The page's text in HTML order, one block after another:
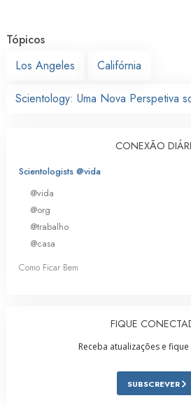
Tópicos
Los Angeles
Califórnia
Scientology: Uma Nova Perspetiva
CONEXÃO
Scientologists @vida
@vida
@org
@trabalho
@casa
Como Ficar Bem
FIQUE
Receba atualizações e
SUBSCREVER